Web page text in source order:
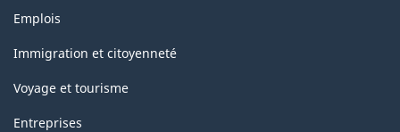
Thèmes
sujets
Emplois
Immigration et citoyenneté
Voyage et tourisme
Entreprises